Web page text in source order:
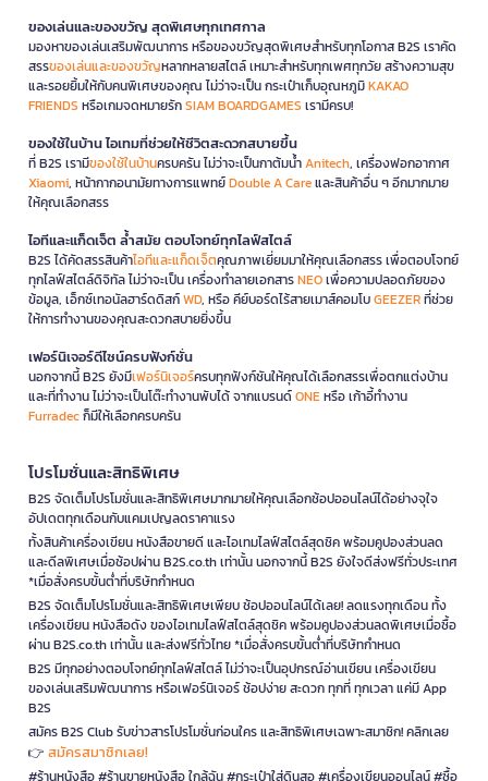
ของเล่นและของขวัญ สุดพิเศษทุกเทศกาล
มองหาของเล่นเสริมพัฒนาการ หรือของขวัญสุดพิเศษสำหรับทุกโอกาส B2S เราคัด
สรรของเล่นและของขวัญหลากหลายสไตล์ เหมาะสำหรับทุกเพศทุกวัย สร้างความสุข
และรอยยิ้มให้กับคนพิเศษของคุณ ไม่ว่าจะเป็น กระเป๋าเก็บอุณหภูมิKAKAO
FRIENDS หรือเกมจดหมายรักSIAM BOARDGAMES เรามีครบ!
ของใช้ในบ้าน ไอเทมที่ช่วยให้ชีวิตสะดวกสบายขึ้น
ที่ B2S เรามีของใช้ในบ้านครบครัน ไม่ว่าจะเป็นกาต้มน้ำAnitech, เครื่องฟอกอากาศ
Xiaomi, หน้ากากอนามัยทางการแพทย์Double A Careและสินค้าอื่น ๆ อีกมากมาย
ให้คุณเลือกสรร
ไอทีและแก็ดเจ็ต ล้ำสมัย ตอบโจทย์ทุกไลฟ์สไตล์
B2S ได้คัดสรรสินค้าไอทีและแก็ดเจ็ตคุณภาพเยี่ยมมาให้คุณเลือกสรร เพื่อตอบโจทย์
ทุกไลฟ์สไตล์ดิจิทัล ไม่ว่าจะเป็น เครื่องทำลายเอกสารNEOเพื่อความปลอดภัยของ
ข้อมูล, เอ็กซ์เทอนัลฮาร์ดดิสก์WD, หรือ คีย์บอร์ดไร้สายเมาส์คอมโบGEEZERที่ช่วย
ให้การทำงานของคุณสะดวกสบายยิ่งขึ้น
เฟอร์นิเจอร์ดีไซน์ครบฟังก์ชั่น
นอกจากนี้ B2S ยังมีเฟอร์นิเจอร์ครบทุกฟังก์ชันให้คุณได้เลือกสรรเพื่อตกแต่งบ้าน
และที่ทำงาน ไม่ว่าจะเป็นโต๊ะทำงานพับได้ จากแบรนด์ONEหรือ เก้าอี้ทำงาน
Furradecก็มีให้เลือกครบครัน
โปรโมชั่นและสิทธิพิเศษ
B2S จัดเต็มโปรโมชั่นและสิทธิพิเศษมากมายให้คุณเลือกช้อปออนไลน์ได้อย่างจุใจ
อัปเดตทุกเดือนกับแคมเปญลดราคาแรง
ทั้งสินค้าเครื่องเขียน หนังสือขายดี และไอเทมไลฟ์สไตล์สุดชิค พร้อมคูปองส่วนลด
และดีลพิเศษเมื่อช้อปผ่าน B2S.co.th เท่านั้น นอกจากนี้ B2S ยังใจดีส่งฟรีทั่วประเทศ
*เมื่อสั่งครบขั้นต่ำที่บริษัทกำหนด
B2S จัดเต็มโปรโมชั่นและสิทธิพิเศษเพียบ ช้อปออนไลน์ได้เลย! ลดแรงทุกเดือน ทั้ง
เครื่องเขียน หนังสือดัง ของไอเทมไลฟ์สไตล์สุดชิค พร้อมคูปองส่วนลดพิเศษเมื่อซื้อ
ผ่าน B2S.co.th เท่านั้น และส่งฟรีทั่วไทย *เมื่อสั่งครบขั้นต่ำที่บริษัทกำหนด
B2S มีทุกอย่างตอบโจทย์ทุกไลฟ์สไตล์ ไม่ว่าจะเป็นอุปกรณ์อ่านเขียน เครื่องเขียน
ของเล่นเสริมพัฒนาการ หรือเฟอร์นิเจอร์ ช้อปง่าย สะดวก ทุกที่ ทุกเวลา แค่มี App
B2S
สมัคร B2S Club รับข่าวสารโปรโมชั่นก่อนใคร และสิทธิพิเศษเฉพาะสมาชิก! คลิกเลย
👉 สมัครสมาชิกเลย!
#ร้านหนังสือ #ร้านขายหนังสือ ใกล้ฉัน #กระเป๋าใส่ดินสอ #เครื่องเขียนออนไลน์ #ซื้อ